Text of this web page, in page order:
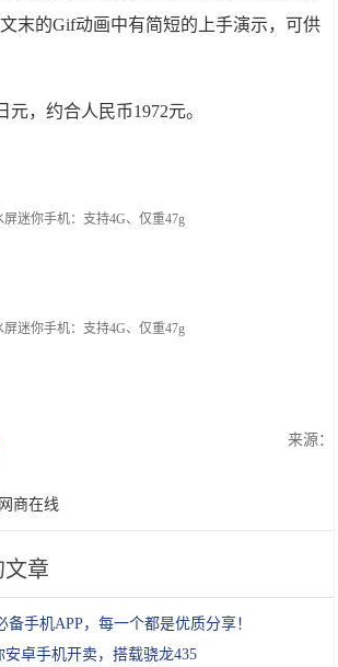
末的Gif动画中有简短的上手演示，可供
元，约合人民币1972元。
来源：
商在线
文章
备手机APP，每一个都是优质分享！
安卓手机开卖，搭载骁龙435